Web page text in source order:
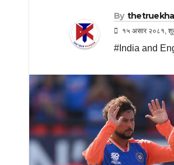
By
१५ असार २०८१,
#India and